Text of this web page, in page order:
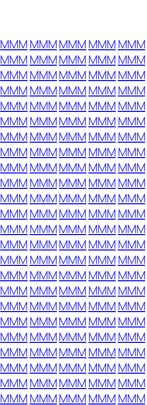
MMM MMMMMM MMM MMM
MMM MMMMMM MMM MMM
MMM MMMMMM MMM MMM
MMM MMMMMM MMM MMM
MMM MMMMMM MMM MMM
MMM MMMMMM MMM MMM
MMM MMMMMM MMM MMM
MMM MMMMMM MMM MMM
MMM MMMMMM MMM MMM
MMM MMMMMM MMM MMM
MMM MMMMMM MMM MMM
MMM MMMMMM MMM MMM
MMM MMMMMM MMM MMM
MMM MMMMMM MMM MMM
MMM MMMMMM MMM MMM
MMM MMMMMM MMM MMM
MMM MMMMMM MMM MMM
MMM MMMMMM MMM MMM
MMM MMMMMM MMM MMM
MMM MMMMMM MMM MMM
MMM MMMMMM MMM MMM
MMM MMMMMM MMM MMM
MMM MMMMMM MMM MMM
MMM MMMMMM MMM MMM